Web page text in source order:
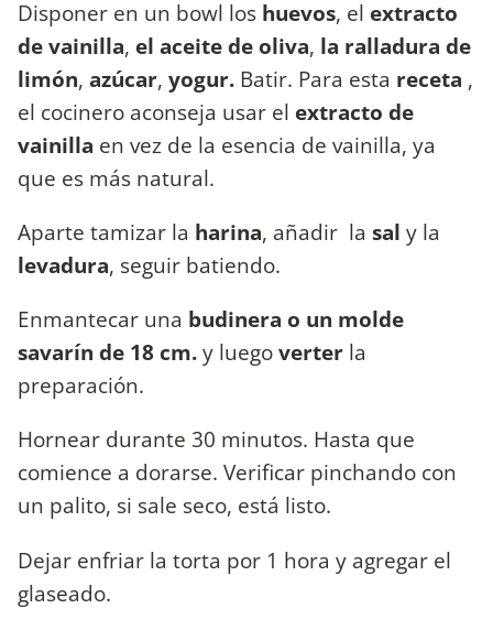
Disponer en un bowl los huevos, el extracto
de vainilla, el aceite de oliva, la ralladura de
limón, azúcar, yogur. Batir. Para esta receta ,
el cocinero aconseja usar el extracto de
vainilla en vez de la esencia de vainilla, ya
que es más natural.
Aparte tamizar la harina, añadir la sal y la
levadura, seguir batiendo.
Enmantecar una budinera o un molde
savarín de 18 cm.y luegoverter la
preparación.
Hornear durante 30 minutos. Hasta que
comience a dorarse. Verificar pinchando con
un palito, si sale seco, está listo.
Dejar enfriar la torta por 1 hora y agregar el
glaseado.